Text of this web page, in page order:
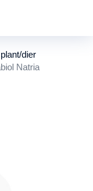
dier
Natria